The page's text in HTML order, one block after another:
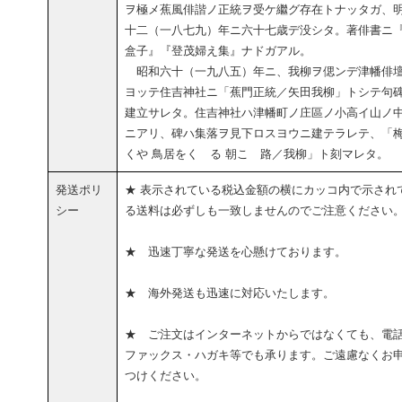
ヲ極メ蕉風俳諧ノ正統ヲ受ケ繼グ存在トナッタガ、
十二（一八七九）年ニ六十七歳デ没シタ。著俳書ニ
盒子』『登茂婦え集』ナドガアル。
昭和六十（一九八五）年ニ、我柳ヲ偲ンデ津幡俳
ヨッテ住吉神社ニ「蕉門正統／矢田我柳」トシテ句
建立サレタ。住吉神社ハ津幡町ノ庄區ノ小高イ山ノ
ニアリ、碑ハ集落ヲ見下ロスヨウニ建テラレテ、「
くや 鳥居をくゞる 朝こゝ路／我柳」ト刻マレタ。
発送ポリ
シー
★ 表示されている税込金額の横にカッコ内で示され
る送料は必ずしも一致しませんのでご注意ください。
★ 迅速丁寧な発送を心懸けております。
★ 海外発送も迅速に対応いたします。
★ ご注文はインターネットからではなくても、電話
ファックス・ハガキ等でも承ります。ご遠慮なくお
つけください。